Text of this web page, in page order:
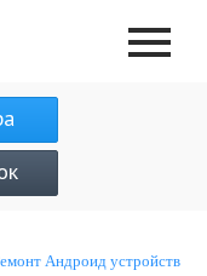
Андроид устройств